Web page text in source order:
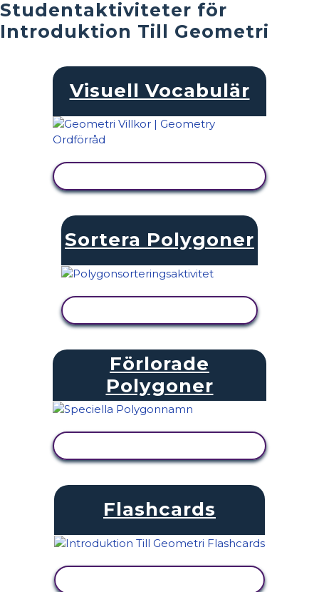
Studentaktiviteter för
Introduktion Till Geometri
Visuell Vocabulär
Sortera Polygoner
Förlorade
Polygoner
Flashcards